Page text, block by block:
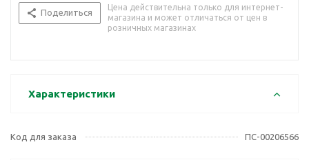
Поделиться
Цена действительна только для интернет-
магазина и может отличаться от цен в
розничных магазинах
Характеристики
Код для заказа ПС-00206566